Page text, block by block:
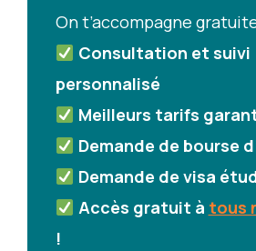
On t’accompagne
Consultation et suivi
personnalisé
Meilleurs tarifs
Demande de bourse
Demande de visa
Accès gratuit à tous
!